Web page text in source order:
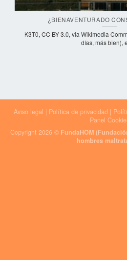
¿BIENAVENTURADO
K3T0, CC BY 3.0, via Wikimedia
días, más bien),
Aviso legal | Política de privacidad |
Panel
Copyright 2026 © FundaHOM
hombres